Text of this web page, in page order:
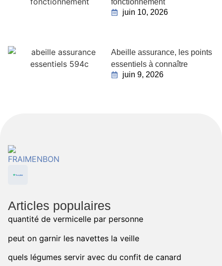
fonctionnement
juin 10, 2026
Abeille assurance, les points
essentiels à connaître
juin 9, 2026
Articles populaires
quantité de vermicelle par personne
peut on garnir les navettes la veille
quels légumes servir avec du confit de canard